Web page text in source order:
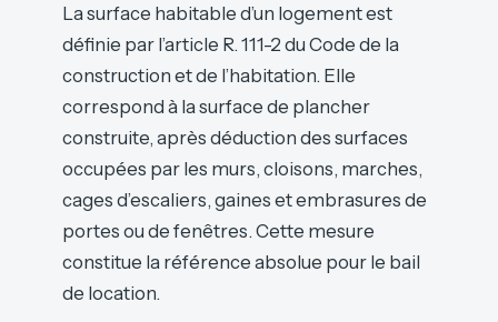
La surface habitable d’un logement est
définie par l’article R. 111-2 du Code de la
construction et de l’habitation. Elle
correspond à la surface de plancher
construite, après déduction des surfaces
occupées par les murs, cloisons, marches,
cages d’escaliers, gaines et embrasures de
portes ou de fenêtres. Cette mesure
constitue la référence absolue pour le bail
de location.